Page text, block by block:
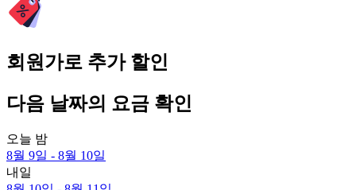
회원가로 추가 할인
다음 날짜의 요금 확인
오늘 밤
8월 9일 - 8월 10일
내일